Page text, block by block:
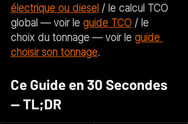
électrique ou diesel / le calcul TCO
global — voir le guide TCO / le
choix du tonnage — voir le guide
choisir son tonnage.
Ce Guide en 30 Secondes
— TL;DR